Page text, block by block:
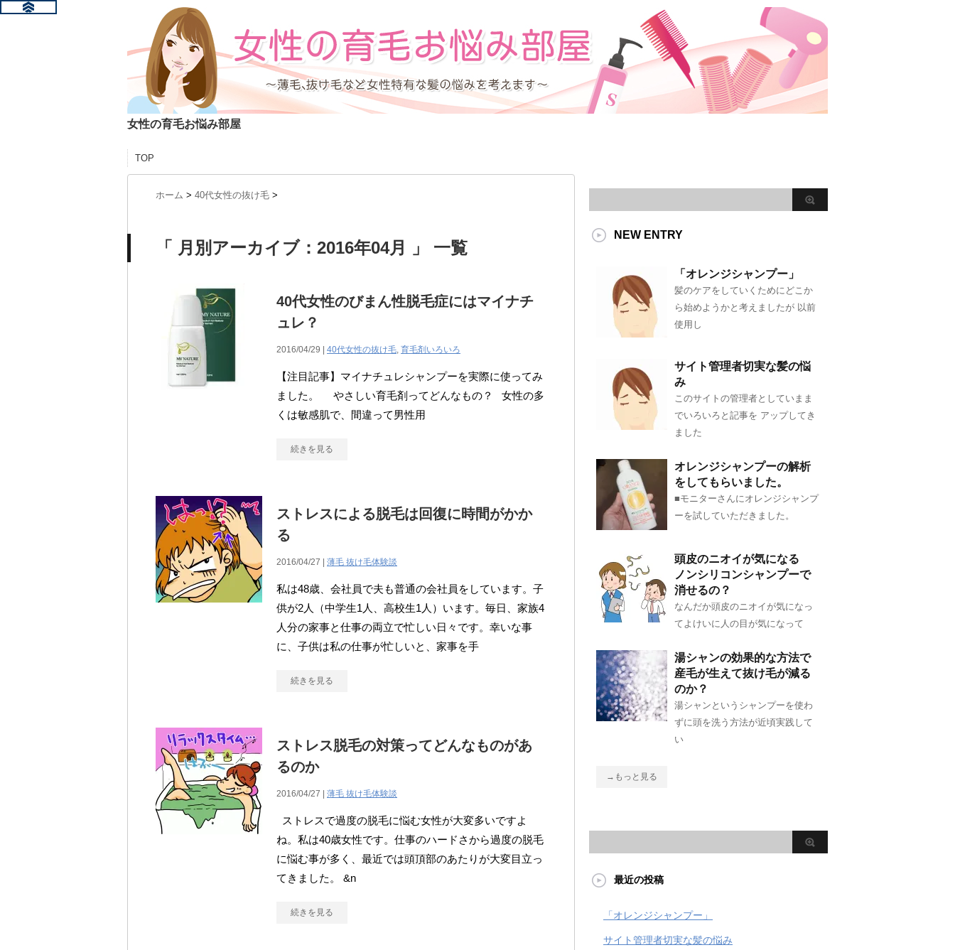
女性の育毛お悩み部屋
TOP
ホーム > 40代女性の抜け毛 >
「 月別アーカイブ：2016年04月 」 一覧
40代女性のびまん性脱毛症にはマイナチ
ュレ？
2016/04/29 | 40代女性の抜け毛, 育毛剤いろいろ
【注目記事】マイナチュレシャンプーを実際に使ってみ
ました。 やさしい育毛剤ってどんなもの？ 女性の多
くは敏感肌で、間違って男性用
続きを見る
ストレスによる脱毛は回復に時間がかか
る
2016/04/27 | 薄毛 抜け毛体験談
私は48歳、会社員で夫も普通の会社員をしています。子
供が2人（中学生1人、高校生1人）います。毎日、家族4
人分の家事と仕事の両立で忙しい日々です。幸いな事
に、子供は私の仕事が忙しいと、家事を手
続きを見る
ストレス脱毛の対策ってどんなものがあ
るのか
2016/04/27 | 薄毛 抜け毛体験談
ストレスで過度の脱毛に悩む女性が大変多いですよ
ね。私は40歳女性です。仕事のハードさから過度の脱毛
に悩む事が多く、最近では頭頂部のあたりが大変目立っ
てきました。 &n
続きを見る
NEW ENTRY
「オレンジシャンプー」
髪のケアをしていくためにどこか
ら始めようかと考えましたが 以前
使用し
サイト管理者切実な髪の悩
み
このサイトの管理者としていまま
でいろいろと記事を アップしてき
ました
オレンジシャンプーの解析
をしてもらいました。
■モニターさんにオレンジシャンプ
ーを試していただきました。
頭皮のニオイが気になる
ノンシリコンシャンプーで
消せるの？
なんだか頭皮のニオイが気になっ
てよけいに人の目が気になって
湯シャンの効果的な方法で
産毛が生えて抜け毛が減る
のか？
湯シャンというシャンプーを使わ
ずに頭を洗う方法が近頃実践して
い
→もっと見る
最近の投稿
「オレンジシャンプー」
サイト管理者切実な髪の悩み